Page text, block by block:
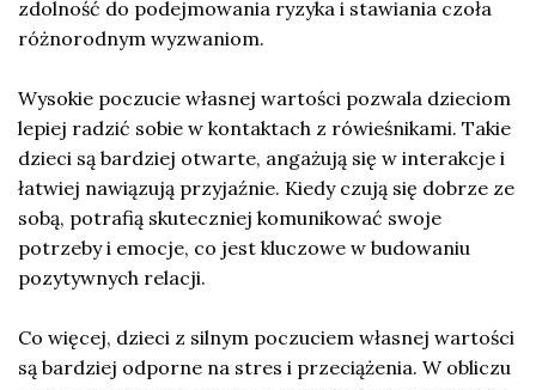
zdolność do podejmowania ryzyka i stawiania czoła
różnorodnym wyzwaniom.
Wysokie poczucie własnej wartości pozwala dzieciom
lepiej radzić sobie w kontaktach z rówieśnikami. Takie
dzieci są bardziej otwarte, angażują się w interakcje i
łatwiej nawiązują przyjaźnie. Kiedy czują się dobrze ze
sobą, potrafią skuteczniej komunikować swoje
potrzeby i emocje, co jest kluczowe w budowaniu
pozytywnych relacji.
Co więcej, dzieci z silnym poczuciem własnej wartości
są bardziej odporne na stres i przeciążenia. W obliczu